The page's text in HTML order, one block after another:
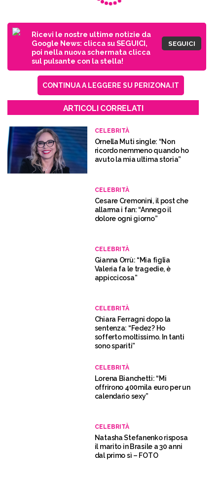
Ricevi le nostre ultime notizie da
Google News: clicca su SEGUICI,
poi nella nuova schermata clicca
sul pulsante con la stella!
SEGUICI
CONTINUA A LEGGERE SU PERIZONA.IT
ARTICOLI CORRELATI
CELEBRITÀ
Ornella Muti single: “Non
ricordo nemmeno quando ho
avuto la mia ultima storia”
CELEBRITÀ
Cesare Cremonini, il post che
allarma i fan: “Annego il
dolore ogni giorno”
CELEBRITÀ
Gianna Orrù: “Mia figlia
Valeria fa le tragedie, è
appiccicosa”
CELEBRITÀ
Chiara Ferragni dopo la
sentenza: “Fedez? Ho
sofferto moltissimo. In tanti
sono spariti”
CELEBRITÀ
Lorena Bianchetti: “Mi
offrirono 400mila euro per un
calendario sexy”
CELEBRITÀ
Natasha Stefanenko risposa
il marito in Brasile a 30 anni
dal primo sì – FOTO